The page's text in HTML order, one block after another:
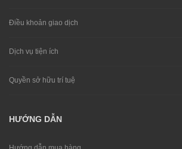
Điều khoản giao dịch
Dịch vụ tiện ích
Quyền sở hữu trí tuệ
HƯỚNG DẪN